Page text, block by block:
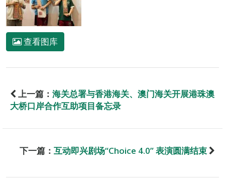
查看图库
上一篇： 海关总署与香港海关、澳门海关开展港珠澳
大桥口岸合作互助项目备忘录
下一篇： 互动即兴剧场“Choice 4.0” 表演圆满结束